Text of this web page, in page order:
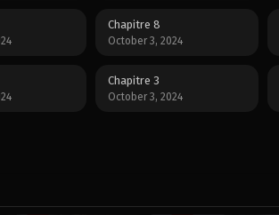
Chapitre 8
October 3, 2024
Chapitre 3
October 3, 2024